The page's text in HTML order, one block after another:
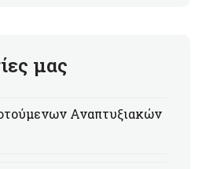
μας
Αναπτυξιακών